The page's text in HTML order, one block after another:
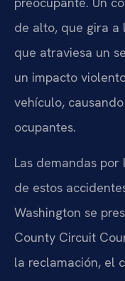
de alto, que gira a
que atraviesa un
un impacto
vehículo,
ocupantes.
Las demandas
de estos
Washington se
County Circuit
la reclamación, el